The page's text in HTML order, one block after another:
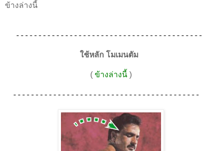
ข้างล่างนี้
- - - - - - - - - - - - - - - - - - - - - - - - - - - - - - - - - - - - - - - - - -
ใช้หลัก โมเมนตัม
( ข้างล่างนี้ )
- - - - - - - - - - - - - - - - - - - - - - - - - - - - - - - - - - - - - - - - - -